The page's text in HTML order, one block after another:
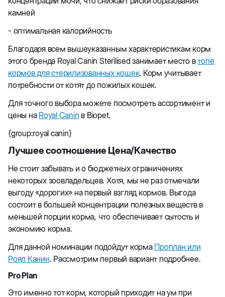
камней
- оптимальная калорийность
Благодаря всем вышеуказанным характеристикам корм
этого бренда Royal Canin Sterilised занимает место втопе
кормов для стерилизованных кошек. Корм учитывает
потребности от котят до пожилых кошек.
Для точного выбора можете посмотреть ассортимент и
цены на Royal Canin в Biopet.
{group:royal canin}
Лучшее соотношение Цена/Качество
Не стоит забывать и о бюджетных ограничениях
некоторых зоовладельцев. Хотя, мы не раз отмечали
выгоду «дорогих» на первый взгляд кормов. Выгода
состоит в большей концентрации полезных веществ в
меньшей порции корма, что обеспечивает сытость и
экономию корма.
Для данной номинации подойдут корма Проплан или
Роял Канин. Рассмотрим первый вариант подробнее.
Pro Plan
Это именно тот корм, который приходит на ум при